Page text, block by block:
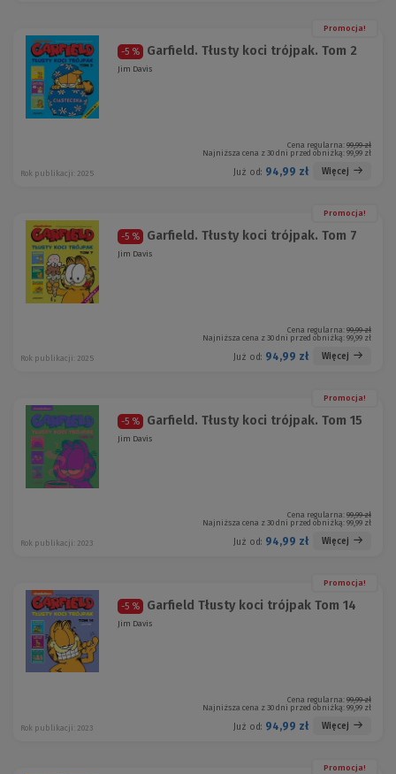
Promocja!
-5 % Garfield. Tłusty koci trójpak. Tom 2
Jim Davis
Cena regularna: 99,99 zł
Najniższa cena z 30 dni przed obniżką: 99,99 zł
Już od: 94,99 zł Więcej
Rok publikacji: 2025
Promocja!
-5 % Garfield. Tłusty koci trójpak. Tom 7
Jim Davis
Cena regularna: 99,99 zł
Najniższa cena z 30 dni przed obniżką: 99,99 zł
Już od: 94,99 zł Więcej
Rok publikacji: 2025
Promocja!
-5 % Garfield. Tłusty koci trójpak. Tom 15
Jim Davis
Cena regularna: 99,99 zł
Najniższa cena z 30 dni przed obniżką: 99,99 zł
Już od: 94,99 zł Więcej
Rok publikacji: 2023
Promocja!
-5 % Garfield Tłusty koci trójpak Tom 14
Jim Davis
Cena regularna: 99,99 zł
Najniższa cena z 30 dni przed obniżką: 99,99 zł
Już od: 94,99 zł Więcej
Rok publikacji: 2023
Promocja!